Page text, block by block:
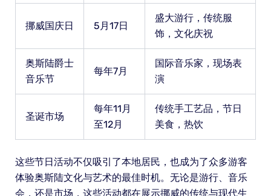
挪威国庆日 5月17日
盛大游行，传统服
饰，文化庆祝
奥斯陆爵士
音乐节
每年7月
国际音乐家，现场表
演
圣诞市场
每年11月
至12月
传统手工艺品，节日
美食，热饮
这些节日活动不仅吸引了本地居民，也成为了众多游客
体验奥斯陆文化与艺术的最佳时机。无论是游行、音乐
会，还是市场，这些活动都在展示挪威的传统与现代生